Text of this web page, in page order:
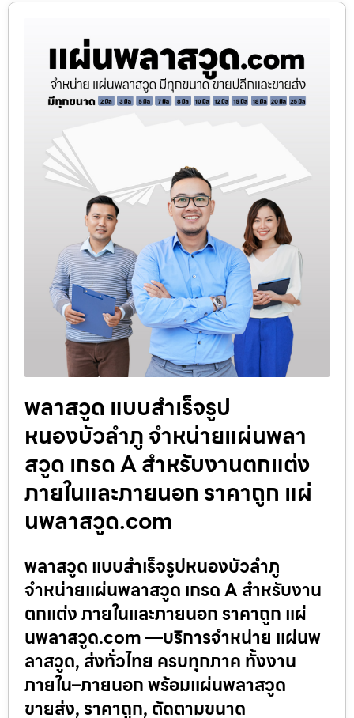
พลาสวูด แบบสำเร็จรูป
หนองบัวลำภู จำหน่ายแผ่นพลา
สวูด เกรด A สำหรับงานตกแต่ง
ภายในและภายนอก ราคาถูก แผ่
นพลาสวูด.com
พลาสวูด แบบสำเร็จรูปหนองบัวลำภู
จำหน่ายแผ่นพลาสวูด เกรด A สำหรับงาน
ตกแต่ง ภายในและภายนอก ราคาถูก แผ่
นพลาสวูด.com —บริการจำหน่าย แผ่นพ
ลาสวูด, ส่งทั่วไทย ครบทุกภาค ทั้งงาน
ภายใน–ภายนอก พร้อมแผ่นพลาสวูด
ขายส่ง, ราคาถูก, ตัดตามขนาด